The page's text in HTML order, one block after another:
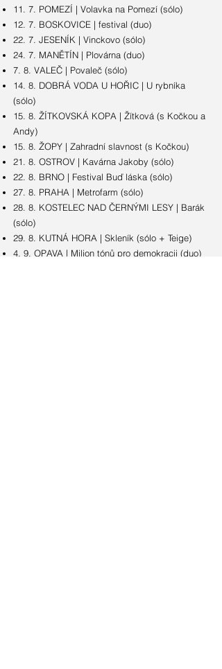
11. 7. POMEZÍ | Volavka na Pomezí (sólo)
12. 7. BOSKOVICE | festival (duo)
22. 7. JESENÍK | Vinckovo (sólo)
24. 7. MANĚTÍN | Plovárna (duo)
7. 8. VALEČ | Povaleč (sólo)
14. 8. DOBRÁ VODA U HOŘIC | U rybníka
(sólo)
15. 8. ŽÍTKOVSKÁ KOPA | Žítková (s Kočkou a
Andy)
15. 8. ŽOPY | Zahradní slavnost (s Kočkou)
21. 8. OSTROV | Kavárna Jakoby (sólo)
22. 8. BRNO | Festival Buď láska (sólo)
27. 8. PRAHA | Metrofarm (sólo)
28. 8. KOSTELEC NAD ČERNÝMI LESY | Barák
(sólo)
29. 8. KUTNÁ HORA | Skleník (sólo + Teige)
4. 9. OPAVA | Milion tónů pro demokracii (duo)